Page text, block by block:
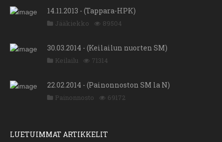
14.11.2013 - (Tappara-HPK)
Jääkiekko 89504
30.03.2014 - (Keilailun nuorten SM)
Keilailu 71314
22.02.2014 - (Painonnoston SM la N)
Painonnosto 69172
LUETUIMMAT ARTIKKELIT